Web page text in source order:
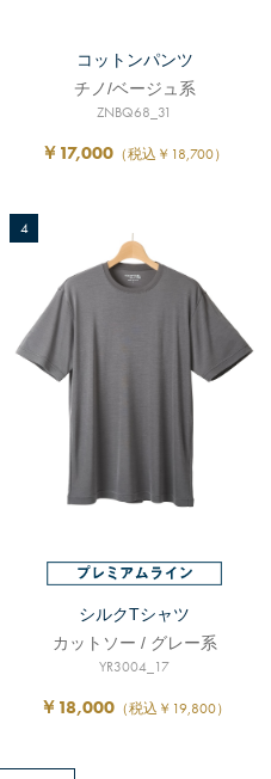
コットンパンツ
チノ/ベージュ系
ZNBQ68_31
￥17,000 （税込￥18,700）
4
シルクTシャツ
カットソー / グレー系
YR3004_17
￥18,000（税込￥19,800）